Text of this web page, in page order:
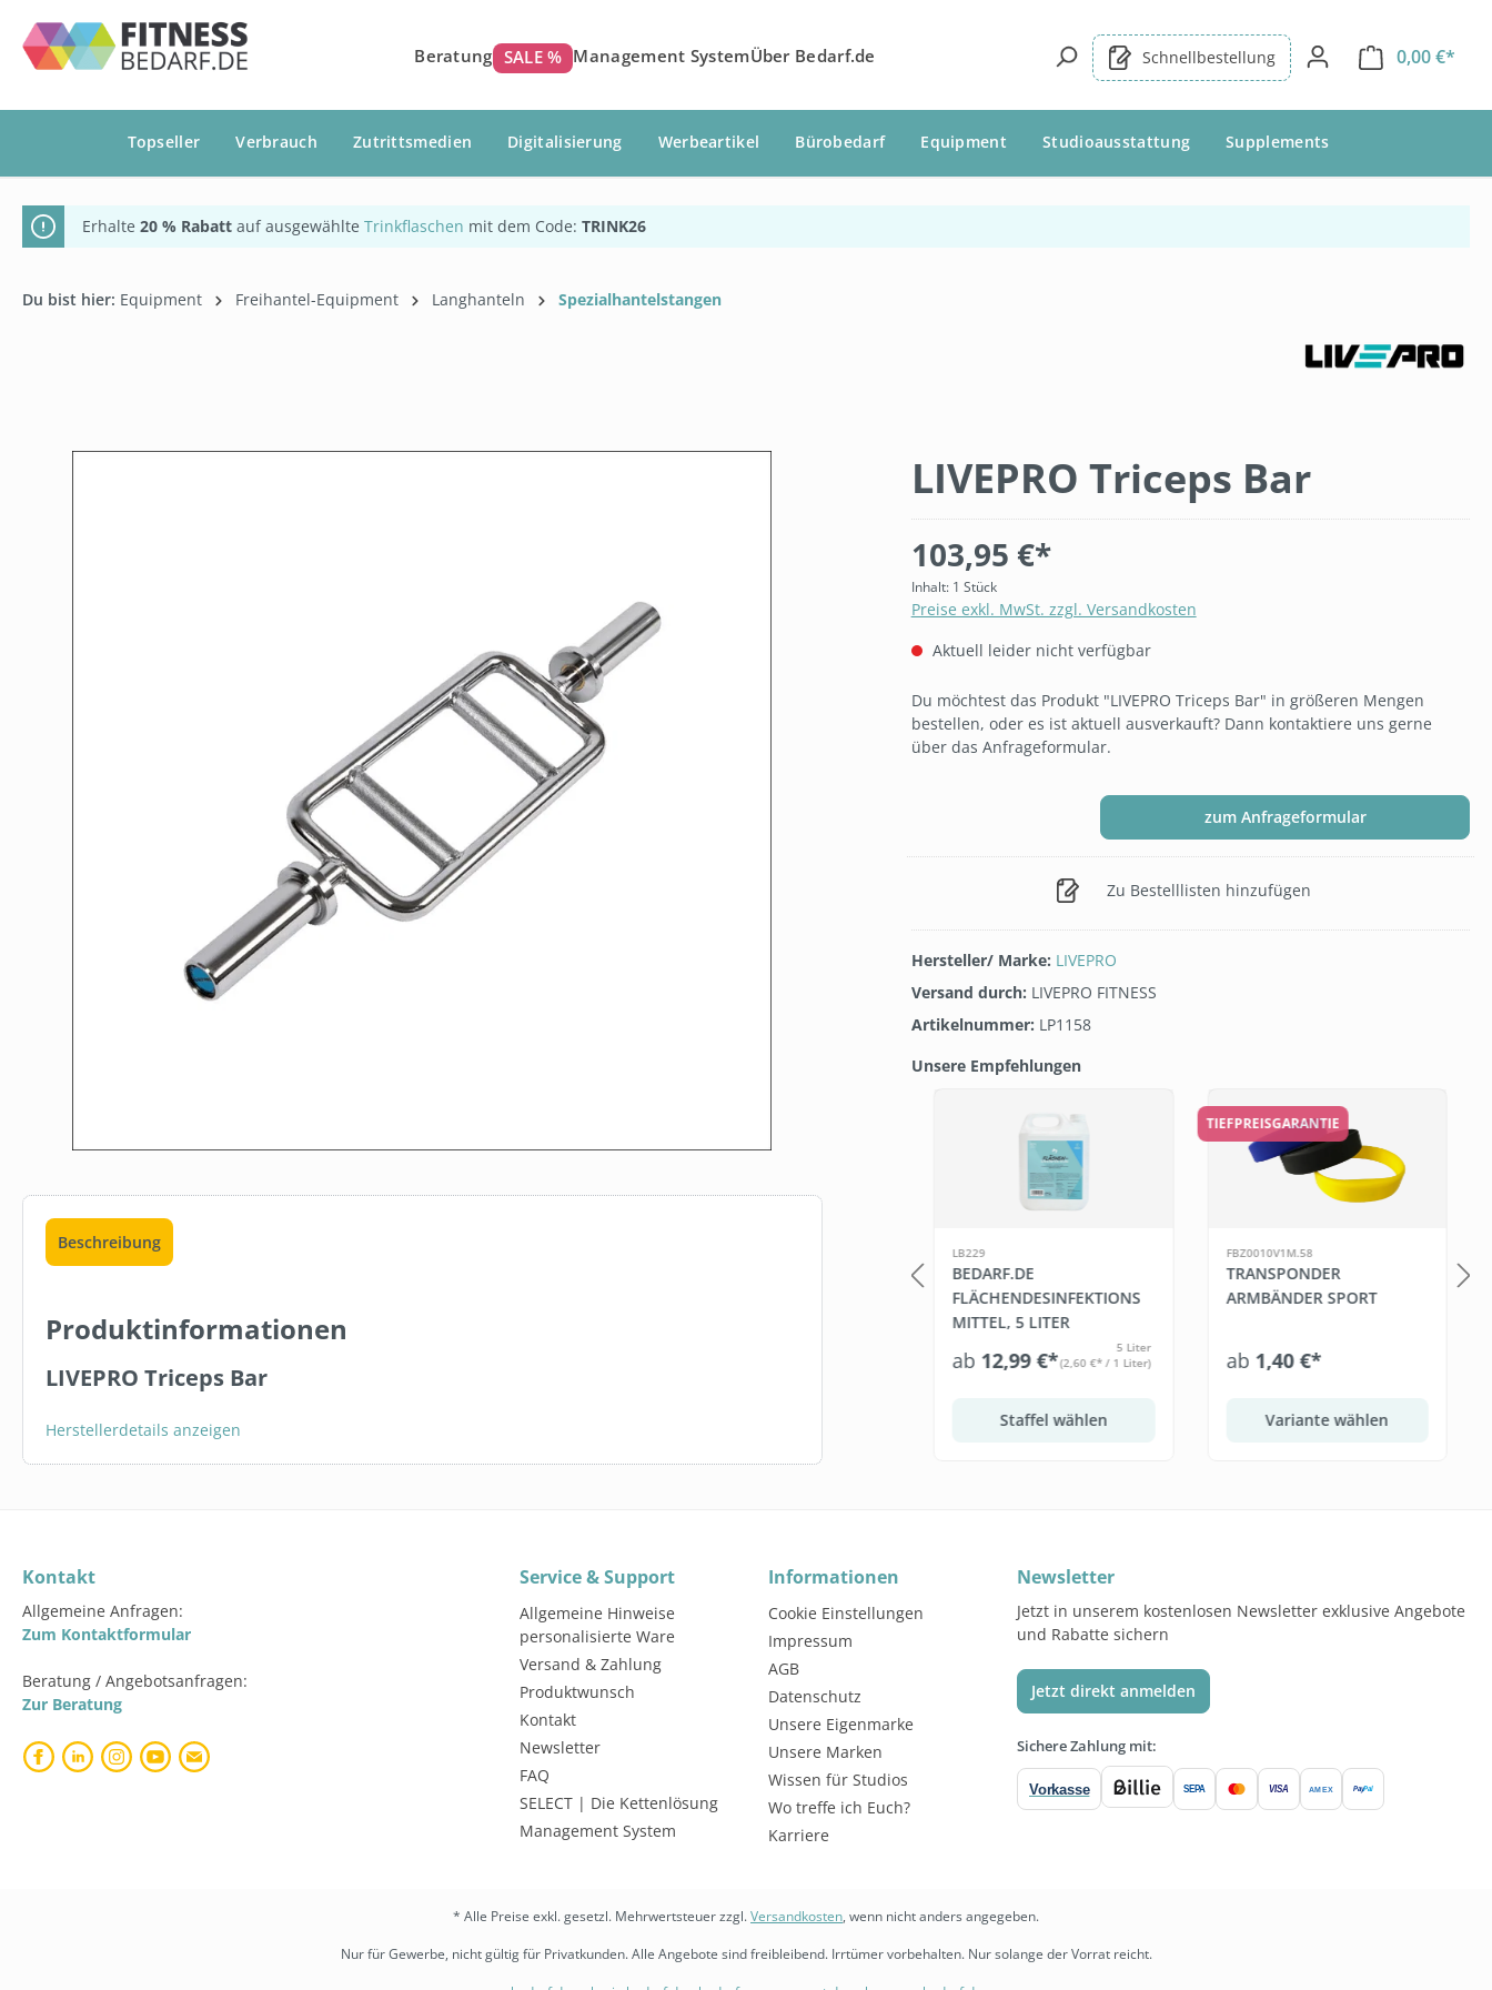
Zur Hauptnavigation springen
Beratung SALE % Management SystemÜber Bedarf.de Schnellbestellung 0,00 €*
Topseller Verbrauch Zutrittsmedien Digitalisierung Werbeartikel Bürobedarf Equipment Studioausstattung Supplements
Erhalte 20 % Rabatt auf ausgewählte Trinkflaschen mit dem Code: TRINK26
Du bist hier: Equipment Freihantel-Equipment Langhanteln Spezialhantelstangen
Beschreibung
Produktinformationen
LIVEPRO Triceps Bar
Herstellerdetails anzeigen
LIVEPRO Triceps Bar
103,95 €*
Inhalt: 1 Stück
Preise exkl. MwSt. zzgl. Versandkosten
Aktuell leider nicht verfügbar
Du möchtest das Produkt "LIVEPRO Triceps Bar" in größeren Mengen
bestellen, oder es ist aktuell ausverkauft? Dann kontaktiere uns gerne
über das Anfrageformular.
zum Anfrageformular
Zu Bestelllisten hinzufügen
Hersteller/ Marke: LIVEPRO
Versand durch: LIVEPRO FITNESS
Artikelnummer: LP1158
Unsere Empfehlungen
LB229
BEDARF.DE
FLÄCHENDESINFEKTIONS
MITTEL, 5 LITER
ab 12,99 €*
5 Liter
(2,60 €* / 1 Liter)
Staffel wählen
TIEFPREISGARANTIE
FBZ0010V1M.58
TRANSPONDER
ARMBÄNDER SPORT
ab 1,40 €*
Variante wählen
Kontakt
Allgemeine Anfragen:
Zum Kontaktformular
Beratung / Angebotsanfragen:
Zur Beratung
Service & Support
Allgemeine Hinweise
personalisierte Ware
Versand & Zahlung
Produktwunsch
Kontakt
Newsletter
FAQ
SELECT | Die Kettenlösung
Management System
Informationen
Cookie Einstellungen
Impressum
AGB
Datenschutz
Unsere Eigenmarke
Unsere Marken
Wissen für Studios
Wo treffe ich Euch?
Karriere
Newsletter
Jetzt in unserem kostenlosen Newsletter exklusive Angebote
und Rabatte sichern
Jetzt direkt anmelden
Sichere Zahlung mit:
Vorkasse SEPA VISA AMEX PayPal
* Alle Preise exkl. gesetzl. Mehrwertsteuer zzgl.Versandkosten, wenn nicht anders angegeben.
Nur für Gewerbe, nicht gültig für Privatkunden. Alle Angebote sind freibleibend. Irrtümer vorbehalten. Nur solange der Vorrat reicht.